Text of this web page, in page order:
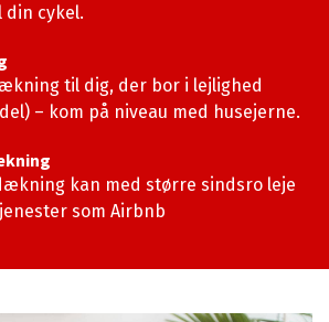
din cykel.
til dig, der bor i lejlighed
– kom på niveau med husejerne.
kan med større sindsro leje
som Airbnb